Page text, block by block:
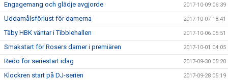
Engagemang och glädje avgjorde 2017-10-09 06:39
Uddamålsförlust för damerna 2017-10-07 18:41
Täby HBK väntar i Tibblehallen 2017-10-06 05:51
Smakstart för Rosers damer i premiären 2017-10-01 04:05
Redo för seriestart idag 2017-09-30 05:20
Klockren start på DJ-serien 2017-09-28 05:19